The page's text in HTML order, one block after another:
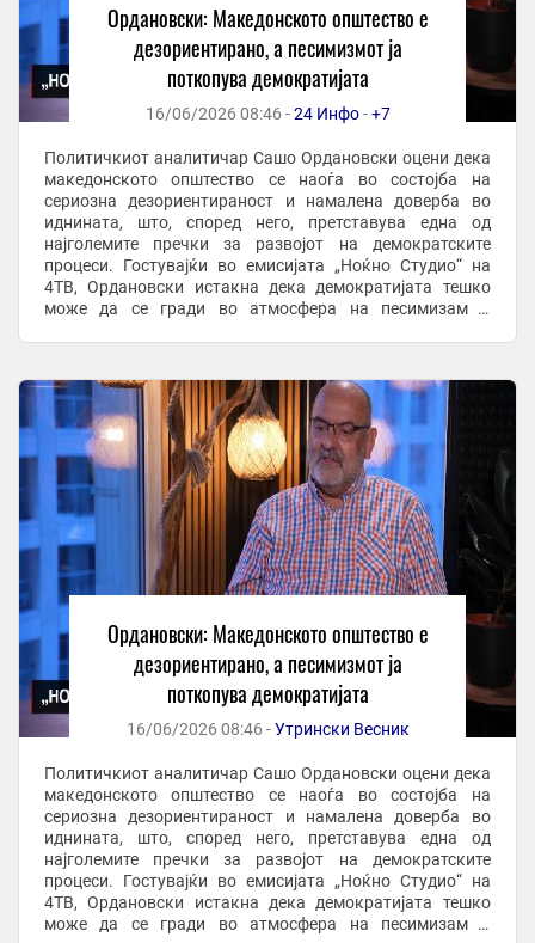
Ордановски: Македонското општество е
дезориентирано, а песимизмот ја
поткопува демократијата
16/06/2026 08:46 -24 Инфо-+7
Политичкиот аналитичар Сашо Ордановски оцени дека
македонското општество се наоѓа во состојба на
сериозна дезориентираност и намалена доверба во
иднината, што, според него, претставува една од
најголемите пречки за развојот на демократските
процеси. Гостувајќи во емисијата „Ноќно Студио“ на
4ТВ, Ордановски истакна дека демократијата тешко
може да се гради во атмосфера на песимизам и
Ордановски: Македонското општество е
дезориентирано, а песимизмот ја
поткопува демократијата
16/06/2026 08:46 -Утрински Весник
Политичкиот аналитичар Сашо Ордановски оцени дека
македонското општество се наоѓа во состојба на
сериозна дезориентираност и намалена доверба во
иднината, што, според него, претставува една од
најголемите пречки за развојот на демократските
процеси. Гостувајќи во емисијата „Ноќно Студио“ на
4ТВ, Ордановски истакна дека демократијата тешко
може да се гради во атмосфера на песимизам и